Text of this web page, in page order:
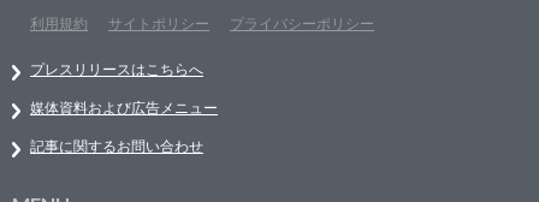
利用規約
サイトポリシー プライバシーポリシー
プレスリリースはこちらへ
媒体資料および広告メニュー
記事に関するお問い合わせ